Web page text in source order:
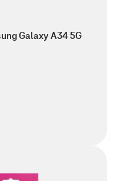
Galaxy A34 5G